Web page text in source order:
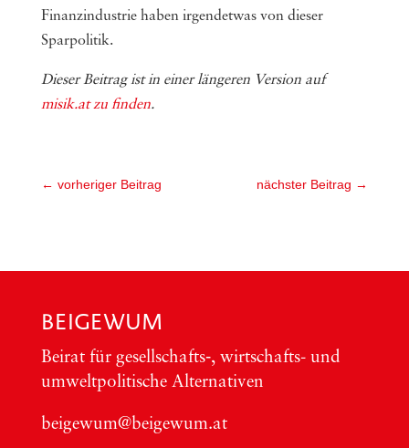
Finanzindustrie haben irgendetwas von dieser
Sparpolitik.
Dieser Beitrag ist in einer längeren Version auf
misik.at zu finden.
← vorheriger Beitrag nächster Beitrag →
BEIGEWUM
Bei­rat für gesellschafts‑, wirt­schafts- und
umwelt­po­li­ti­sche Alter­na­ti­ven
beigewum@beigewum.at